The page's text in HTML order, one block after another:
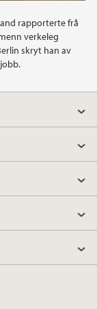
rapporterte frå
verkeleg
skryt han av